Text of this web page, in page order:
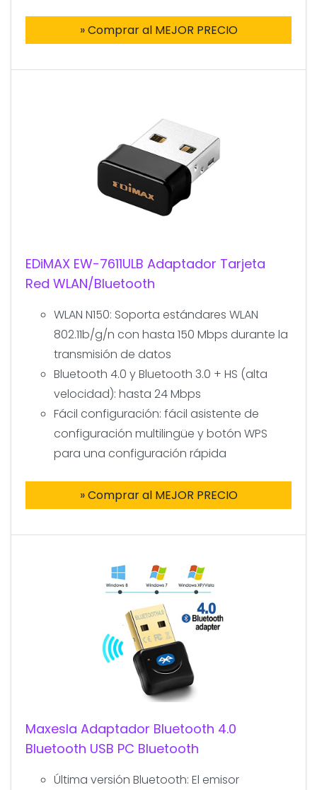
» Comprar al MEJOR PRECIO
EDiMAX EW-7611ULB Adaptador Tarjeta
Red WLAN/Bluetooth
WLAN N150: Soporta estándares WLAN
802.11b/g/n con hasta 150 Mbps durante la
transmisión de datos
Bluetooth 4.0 y Bluetooth 3.0 + HS (alta
velocidad): hasta 24 Mbps
Fácil configuración: fácil asistente de
configuración multilingüe y botón WPS
para una configuración rápida
» Comprar al MEJOR PRECIO
Maxesla Adaptador Bluetooth 4.0
Bluetooth USB PC Bluetooth
Última versión Bluetooth: El emisor